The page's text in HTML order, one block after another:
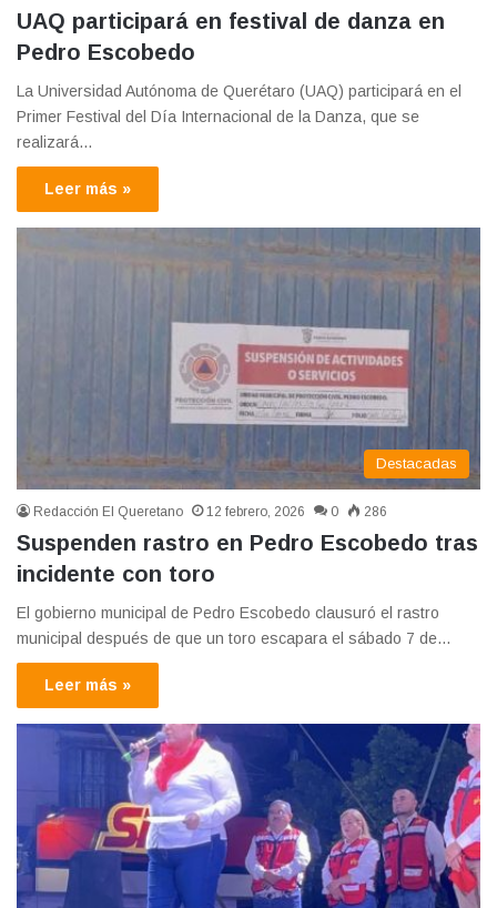
UAQ participará en festival de danza en
Pedro Escobedo
La Universidad Autónoma de Querétaro (UAQ) participará en el
Primer Festival del Día Internacional de la Danza, que se
realizará…
Leer más »
Destacadas
Redacción El Queretano 12 febrero, 2026 0 286
Suspenden rastro en Pedro Escobedo tras
incidente con toro
El gobierno municipal de Pedro Escobedo clausuró el rastro
municipal después de que un toro escapara el sábado 7 de…
Leer más »